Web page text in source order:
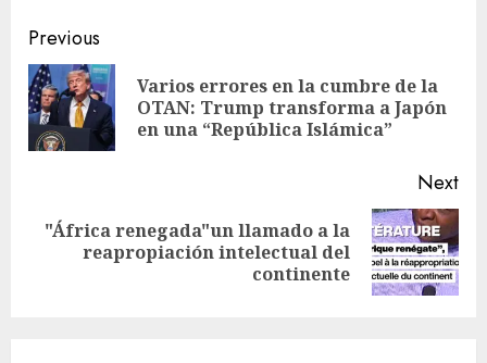
Previous
Varios errores en la cumbre de la
OTAN: Trump transforma a Japón
en una “República Islámica”
Next
"África renegada"un llamado a la
reapropiación intelectual del
continente